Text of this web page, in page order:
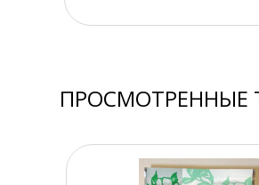
ПРОСМОТРЕННЫЕ